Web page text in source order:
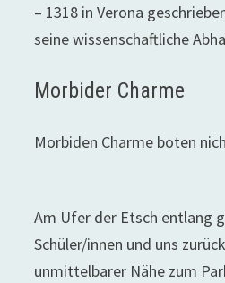
– 1318 in Verona
seine wissenschaftliche
Morbider Charme
Morbiden Charme boten
Am Ufer der Etsch entlang
Schüler/innen und uns
unmittelbarer Nähe zum